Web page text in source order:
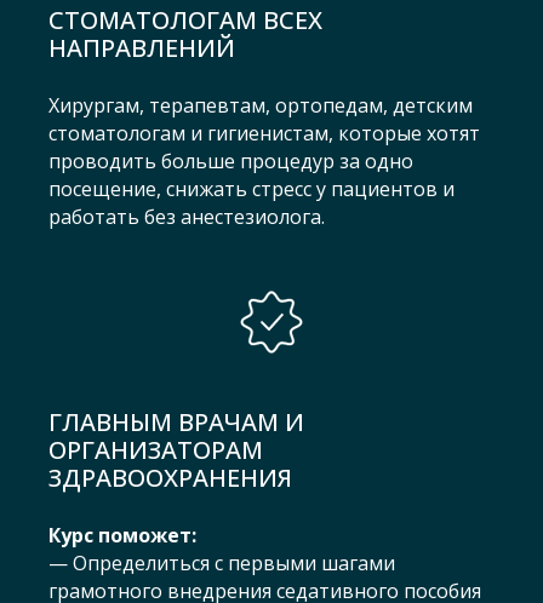
СТОМАТОЛОГАМ ВСЕХ
НАПРАВЛЕНИЙ
Хирургам, терапевтам, ортопедам, детским
стоматологам и гигиенистам, которые хотят
проводить больше процедур за одно
посещение, снижать стресс у пациентов и
работать без анестезиолога.
ГЛАВНЫМ ВРАЧАМ И
ОРГАНИЗАТОРАМ
ЗДРАВООХРАНЕНИЯ
Курс поможет:
— Определиться с первыми шагами
грамотного внедрения седативного пособия